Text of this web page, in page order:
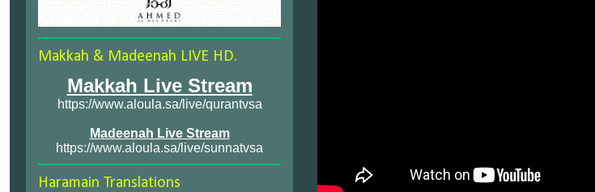
Makkah & Madeenah LIVE HD.
Makkah Live Stream
https://www.aloula.sa/live/qurantvsa
Madeenah Live Stream
https://www.aloula.sa/live/sunnatvsa
Haramain Translations